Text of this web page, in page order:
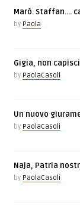
Marò. Staffan….
by Paola
Gigia, non
by PaolaCasoli
Un nuovo
by PaolaCasoli
Naja, Patria
by PaolaCasoli